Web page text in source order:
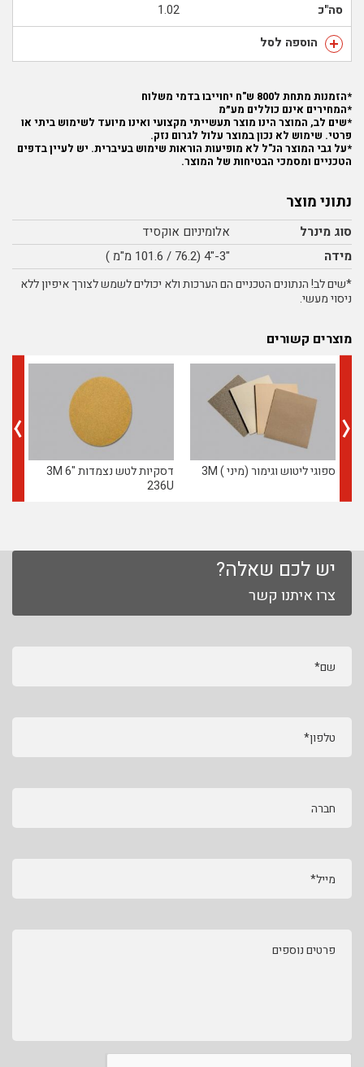
סה"כ
1.02
הוספה לסל
*הזמנות מתחת ל800 ש"ח יחוייבו בדמי משלוח
*המחירים אינם כוללים מע״מ
*שים לב, המוצר הינו מוצר תעשייתי מקצועי ואינו מיועד לשימוש ביתי או
פרטי. שימוש לא נכון במוצר עלול לגרום נזק.
*על גבי המוצר הנ"ל לא מופיעות הוראות שימוש בעיברית. יש לעיין בדפים
הטכניים ומסמכי הבטיחות של המוצר.
נתוני מוצר
סוג מינרל
אלומיניום אוקסיד
מידה
"3-"4 (76.2 / 101.6 מ"מ )
*שים לב! הנתונים הטכניים הם הערכות ולא יכולים לשמש לצורך איפיון ללא
ניסוי מעשי.
מוצרים קשורים
ספוגי ליטוש וגימור (מיני ) 3M
דסקיות לטש נצמדות "6 3M
236U
יש לכם שאלה?
צרו איתנו קשר
שם*
טלפון*
חברה
מייל*
פרטים נוספים